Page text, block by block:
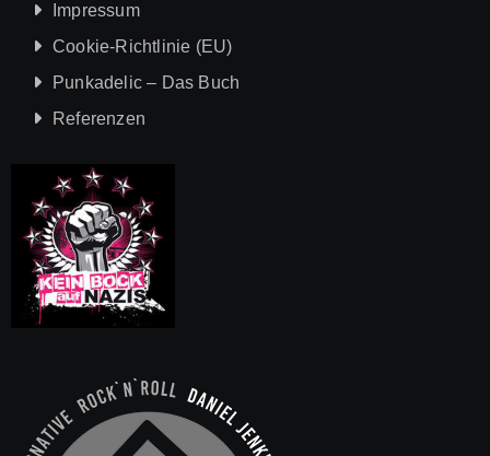
Impressum
Cookie-Richtlinie (EU)
Punkadelic – Das Buch
Referenzen